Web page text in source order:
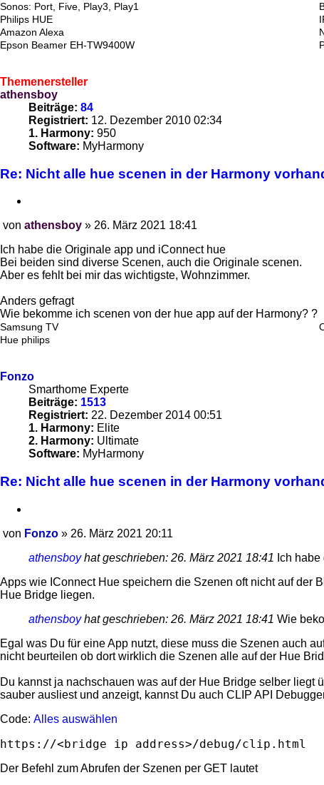
Sonos: Port, Five, Play3, Play1
Philips HUE
Amazon Alexa
Epson Beamer EH-TW9400W
Themenersteller
athensboy
Beiträge: 84
Registriert: 12. Dezember 2010 02:34
1. Harmony: 950
Software: MyHarmony
Re: Nicht alle hue scenen in der Harmony
von athensboy » 26. März 2021 18:41
Ich habe die Originale app und iConnect hue
Bei beiden sind diverse Scenen, auch die Originale scenen.
Aber es fehlt bei mir das wichtigste, Wohnzimmer.
Anders gefragt
Wie bekomme ich scenen von der hue app auf der Harmony? ?
Samsung TV
Hue philips
Fonzo
Smarthome Experte
Beiträge: 1513
Registriert: 22. Dezember 2014 00:51
1. Harmony: Elite
2. Harmony: Ultimate
Software: MyHarmony
Re: Nicht alle hue scenen in der Harmony
von Fonzo » 26. März 2021 20:11
athensboyhat geschrieben: 26. März 2021 18:41 Ich
Apps wie IConnect Hue speichern die Szenen oft nicht auf der
Hue Bridge liegen.
athensboyhat geschrieben: 26. März 2021 18:41 Wie
Egal was Du für eine App nutzt, diese muss die Szenen auch
nicht beurteilen ob dort wirklich die Szenen alle auf der Hue
Du kannst ja nachschauen was auf der Hue Bridge selber liegt
sauber ausliest und anzeigt, kannst Du auch CLIP API
Code: Alles auswählen
Der Befehl zum Abrufen der Szenen per GET lautet